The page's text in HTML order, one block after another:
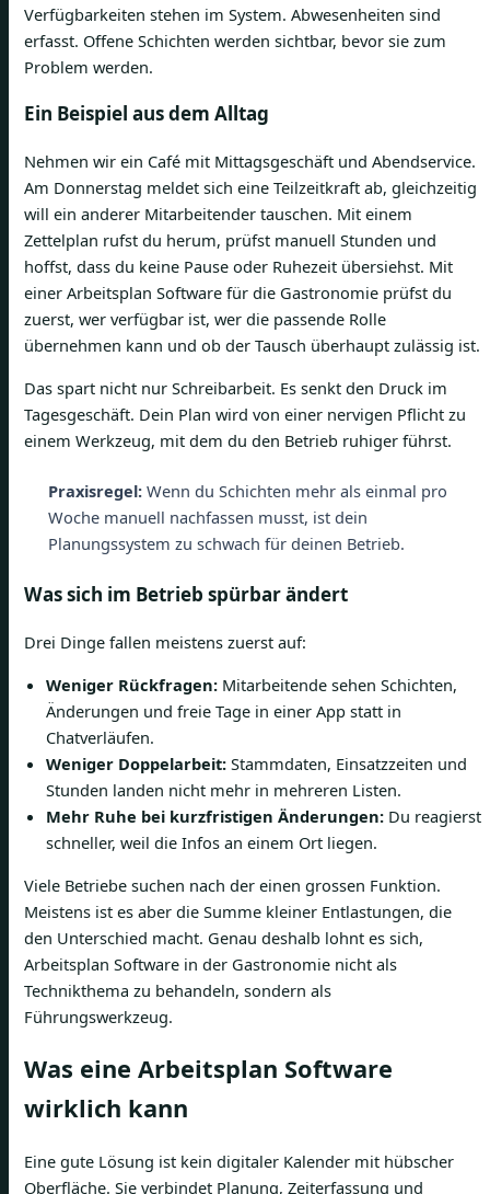
Verfügbarkeiten stehen im System. Abwesenheiten sind
erfasst. Offene Schichten werden sichtbar, bevor sie zum
Problem werden.
Ein Beispiel aus dem Alltag
Nehmen wir ein Café mit Mittagsgeschäft und Abendservice.
Am Donnerstag meldet sich eine Teilzeitkraft ab, gleichzeitig
will ein anderer Mitarbeitender tauschen. Mit einem
Zettelplan rufst du herum, prüfst manuell Stunden und
hoffst, dass du keine Pause oder Ruhezeit übersiehst. Mit
einer Arbeitsplan Software für die Gastronomie prüfst du
zuerst, wer verfügbar ist, wer die passende Rolle
übernehmen kann und ob der Tausch überhaupt zulässig ist.
Das spart nicht nur Schreibarbeit. Es senkt den Druck im
Tagesgeschäft. Dein Plan wird von einer nervigen Pflicht zu
einem Werkzeug, mit dem du den Betrieb ruhiger führst.
Praxisregel:Wenn du Schichten mehr als einmal pro
Woche manuell nachfassen musst, ist dein
Planungssystem zu schwach für deinen Betrieb.
Was sich im Betrieb spürbar ändert
Drei Dinge fallen meistens zuerst auf:
Weniger Rückfragen: Mitarbeitende sehen Schichten,
Änderungen und freie Tage in einer App statt in
Chatverläufen.
Weniger Doppelarbeit: Stammdaten, Einsatzzeiten und
Stunden landen nicht mehr in mehreren Listen.
Mehr Ruhe bei kurzfristigen Änderungen: Du reagierst
schneller, weil die Infos an einem Ort liegen.
Viele Betriebe suchen nach der einen grossen Funktion.
Meistens ist es aber die Summe kleiner Entlastungen, die
den Unterschied macht. Genau deshalb lohnt es sich,
Arbeitsplan Software in der Gastronomie nicht als
Technikthema zu behandeln, sondern als
Führungswerkzeug.
Was eine Arbeitsplan Software
wirklich kann
Eine gute Lösung ist kein digitaler Kalender mit hübscher
Oberfläche. Sie verbindet Planung, Zeiterfassung und